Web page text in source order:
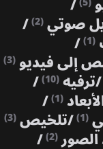
صوتي(2)
/
(1)
/
إلى فيديو(3)
/ترفيه(10)
/
(1)
/
(1)
/تلخيص(3)
الصور(2)
/